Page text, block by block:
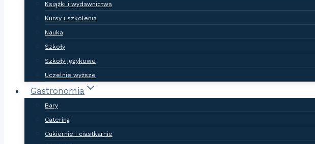
Książki i wydawnictwa
Kursy i szkolenia
Nauka
Szkoły
Szkoły językowe
Uczelnie wyższe
Gastronomia
Bary
Catering
Cukiernie i ciastkarnie